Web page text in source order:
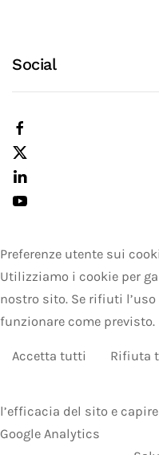
Social
Preferenze utente sui
Utilizziamo i cookie per
nostro sito. Se rifiuti
funzionare come previsto.
Accetta tutti Rifiuta
l’efficacia del sito e
Google Analytics